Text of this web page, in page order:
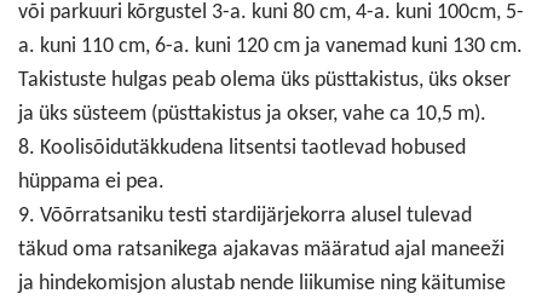
või parkuuri kõrgustel 3-a. kuni 80 cm, 4-a. kuni 100cm, 5-
a. kuni 110 cm, 6-a. kuni 120 cm ja vanemad kuni 130 cm.
Takistuste hulgas peab olema üks püsttakistus, üks okser
ja üks süsteem (püsttakistus ja okser, vahe ca 10,5 m).
8. Koolisõidutäkkudena litsentsi taotlevad hobused
hüppama ei pea.
9. Võõrratsaniku testi stardijärjekorra alusel tulevad
täkud oma ratsanikega ajakavas määratud ajal maneeži
ja hindekomisjon alustab nende liikumise ning käitumise